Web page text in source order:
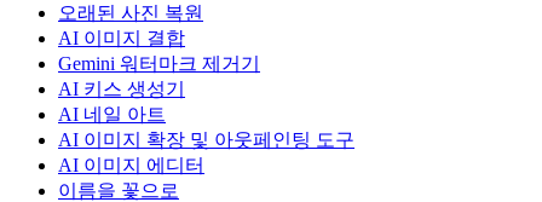
오래된 사진 복원
AI 이미지 결합
Gemini 워터마크 제거기
AI 키스 생성기
AI 네일 아트
AI 이미지 확장 및 아웃페인팅 도구
AI 이미지 에디터
이름을 꽃으로